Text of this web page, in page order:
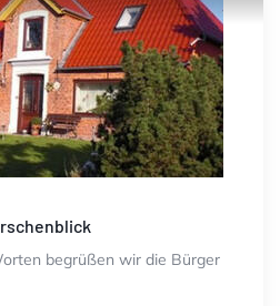
begrüßen wir die Bürger